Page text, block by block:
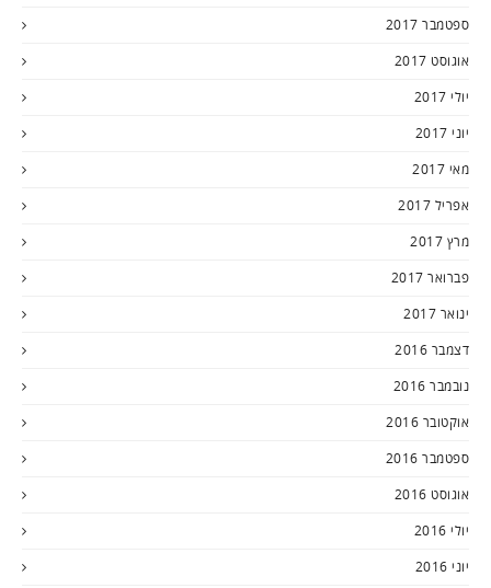
ספטמבר 2017
אוגוסט 2017
יולי 2017
יוני 2017
מאי 2017
אפריל 2017
מרץ 2017
פברואר 2017
ינואר 2017
דצמבר 2016
נובמבר 2016
אוקטובר 2016
ספטמבר 2016
אוגוסט 2016
יולי 2016
יוני 2016